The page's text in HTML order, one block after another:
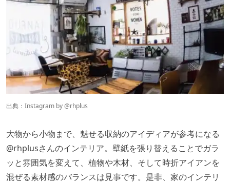
出典：Instagram by @rhplus
大物から小物まで、魅せる収納のアイディアが参考になる
@rhplusさんのインテリア。壁紙を張り替えることでガラ
ッと雰囲気を変えて、植物や木材、そして時折アイアンを
混ぜる素材感のバランスは見事です。是非、家のインテリ